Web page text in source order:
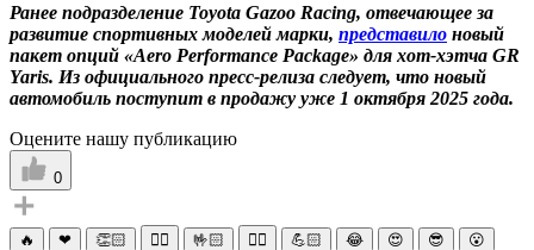
Ранее подразделение Toyota Gazoo Racing, отвечающее за
развитие спортивных моделей марки, представило новый
пакет опций «Aero Performance Package» для хот-хэтча GR
Yaris. Из официального пресс-релиза следует, что новый
автомобиль поступит в продажу уже 1 октября 2025 года.
Оцените нашу публикацию
0
🔥 ❤ 👏🏻 ☝🏻 🤟🏻 ✌🏻 💪🏻 😂 😍 😎
😮